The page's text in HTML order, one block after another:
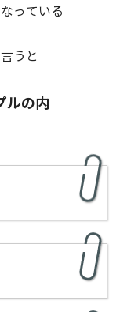
っている
うと
ルの内